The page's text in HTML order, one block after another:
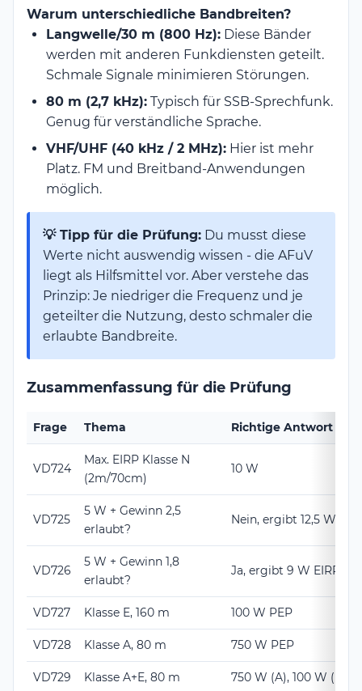
Warum unterschiedliche Bandbreiten?
Langwelle/30 m (800 Hz): Diese Bänder
werden mit anderen Funkdiensten geteilt.
Schmale Signale minimieren Störungen.
80 m (2,7 kHz): Typisch für SSB-Sprechfunk.
Genug für verständliche Sprache.
VHF/UHF (40 kHz / 2 MHz): Hier ist mehr
Platz. FM und Breitband-Anwendungen
möglich.
💡 Tipp für die Prüfung: Du musst diese
Werte nicht auswendig wissen - die AFuV
liegt als Hilfsmittel vor. Aber verstehe das
Prinzip: Je niedriger die Frequenz und je
geteilter die Nutzung, desto schmaler die
erlaubte Bandbreite.
Zusammenfassung für die Prüfung
Frage Thema Richtige Antwort
VD724
Max. EIRP Klasse N
(2m/70cm)
10 W
VD725
5 W + Gewinn 2,5
erlaubt?
Nein, ergibt 12,5 W
VD726
5 W + Gewinn 1,8
erlaubt?
Ja, ergibt 9 W EIRP
VD727 Klasse E, 160 m 100 W PEP
VD728 Klasse A, 80 m 750 W PEP
VD729 Klasse A+E, 80 m 750 W (A), 100 W (E)